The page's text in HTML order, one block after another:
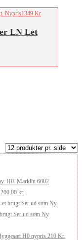
LN Let
Marklin 6002
Den
oprindelige
pris
250,00 kr..
200,00 kr.
aktuelle
pris
200,00 kr..
Ser ud som Ny